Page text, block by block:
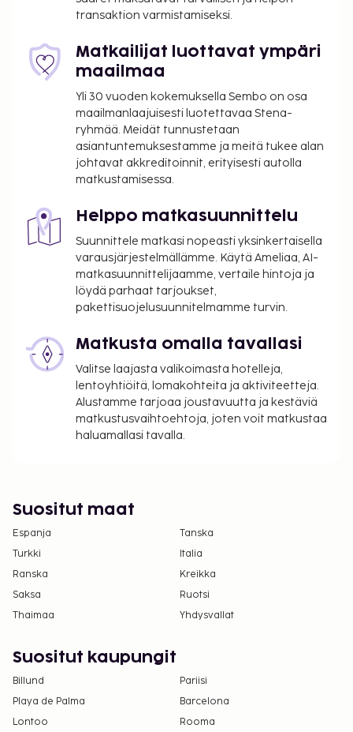
ovat saatavilla: ympäri vuorokauden auki oleva
kuntokeskus, ilmainen langaton internetyhteys ja
concierge-palvelut. Hotelli tarjoaa asiakkailleen
huonepalvelun (rajoitettuina aikoina). Maksullinen
buffetaamiainen tarjotaan päivittäin klo 7.00–10.30.
Tämän majoituspaikan virallisen tähtiluokituksen on
myöntänyt Ranskan turismin kehitysjärjestö ATOUT.
Majoituspaikka veloittaa seuraavat paikan päällä
suoritettavat maksut. Maksuihin saattaa sisältyä
sovellettavat verot:
Takuumaksu: 200 EUR per majoitustila per
yöpyminen
Kaupungin perimä vero: 8.45 EUR per henkilö
per yö. Tätä veroa ei peritä alle 18 vuotta
vanhoilta lapsilta.
Tässä on mainittu kaikki majoituspaikan meille
ilmoittamat maksut.
Maksu buffetaamiaisesta: noin 20 EUR aikuisille
ja 20 EUR lapsille
Yllä oleva luettelo ei ehkä kata kaikkea. Maksut ja
takuumaksut eivät välttämättä sisällä veroja, ja ne
tässä majoituspaikassa. Saat lisätietoja asiasta
ottamalla yhteyttä majoituspaikkaan
varausvahvistuksessa olevien tietojen avulla.
Kaikki maksut voidaan maksaa käteisettömillä
transaktion varmistamiseksi.
Matkailijat luottavat ympäri
maailmaa
Yli 30 vuoden kokemuksella Sembo on osa
maailmanlaajuisesti luotettavaa Stena-
ryhmää. Meidät tunnustetaan
asiantuntemuksestamme ja meitä tukee alan
johtavat akkreditoinnit, erityisesti autolla
matkustamisessa.
Helppo matkasuunnittelu
Suunnittele matkasi nopeasti yksinkertaisella
varausjärjestelmällämme. Käytä Ameliaa, AI-
matkasuunnittelijaamme, vertaile hintoja ja
löydä parhaat tarjoukset,
pakettisuojelusuunnitelmamme turvin.
Matkusta omalla tavallasi
Valitse laajasta valikoimasta hotelleja,
lentoyhtiöitä, lomakohteita ja aktiviteetteja.
Alustamme tarjoaa joustavuutta ja kestäviä
matkustusvaihtoehtoja, joten voit matkustaa
haluamallasi tavalla.
Suositut maat
Espanja
Tanska
Turkki
Italia
Ranska
Kreikka
Saksa
Ruotsi
Thaimaa
Yhdysvallat
Suositut kaupungit
Billund
Pariisi
Playa de Palma
Barcelona
Lontoo
Rooma